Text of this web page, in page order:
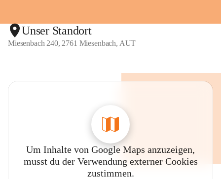
Unser Standort
Miesenbach 240, 2761 Miesenbach, AUT
Um Inhalte von Google Maps anzuzeigen,
musst du der Verwendung externer Cookies
zustimmen.